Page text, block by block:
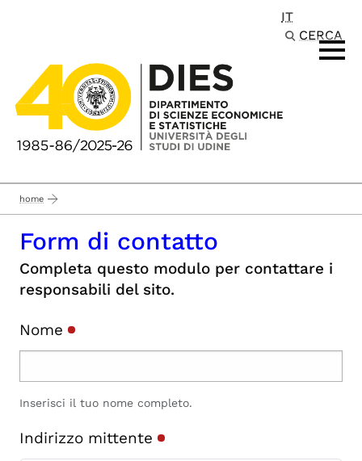
IT
CERCA
home
Form di contatto
Completa questo modulo per contattare i
responsabili del sito.
Nome
Inserisci il tuo nome completo.
Indirizzo mittente